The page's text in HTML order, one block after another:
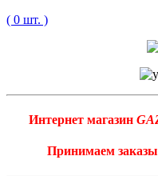
( 0 шт. )
Интернет магазин
Принимаем заказы